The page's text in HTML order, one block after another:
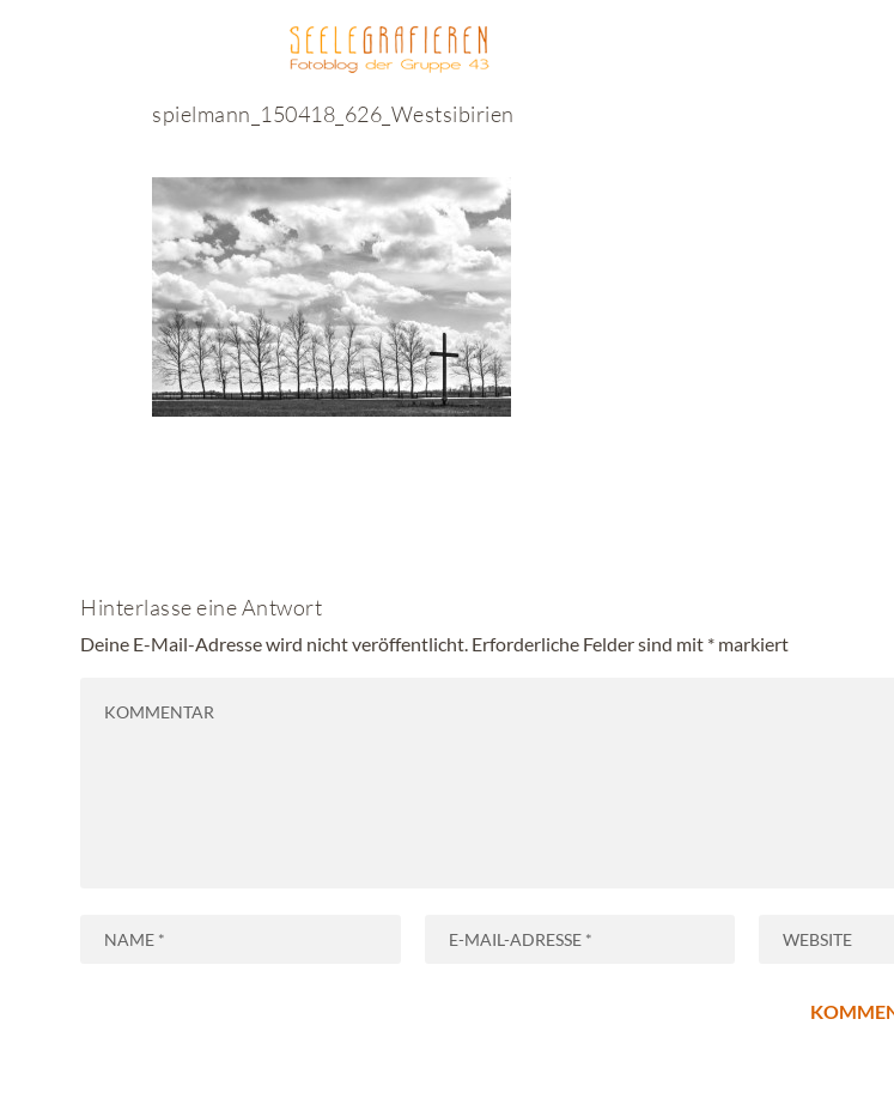
spielmann_150418_626_Westsibirien
Hinterlasse eine Antwort
Deine E-Mail-Adresse wird nicht veröffentlicht. Erforderliche Felder sind mit * markiert